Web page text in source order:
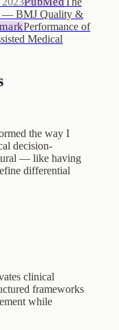
— BMJ Quality &
Performance of
Medical
the way I
decision-
— like having
differential
clinical
frameworks
while